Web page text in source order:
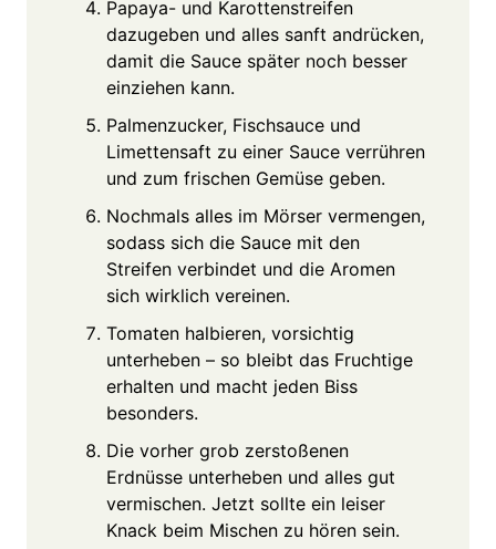
Papaya- und Karottenstreifen
dazugeben und alles sanft andrücken,
damit die Sauce später noch besser
einziehen kann.
Palmenzucker, Fischsauce und
Limettensaft zu einer Sauce verrühren
und zum frischen Gemüse geben.
Nochmals alles im Mörser vermengen,
sodass sich die Sauce mit den
Streifen verbindet und die Aromen
sich wirklich vereinen.
Tomaten halbieren, vorsichtig
unterheben – so bleibt das Fruchtige
erhalten und macht jeden Biss
besonders.
Die vorher grob zerstoßenen
Erdnüsse unterheben und alles gut
vermischen. Jetzt sollte ein leiser
Knack beim Mischen zu hören sein.